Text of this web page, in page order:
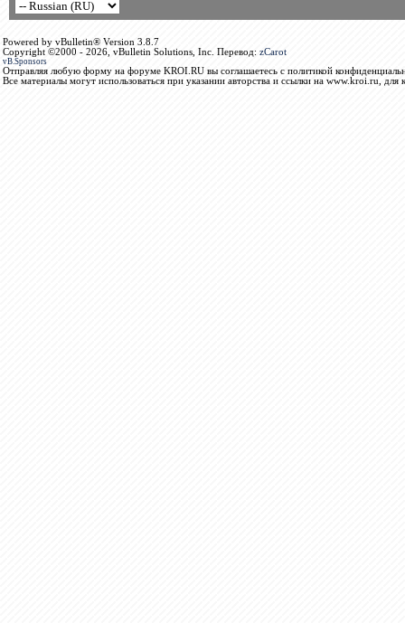
Powered by vBulletin® Version 3.8.7
Copyright ©2000 - 2026, vBulletin Solutions, Inc. Перевод: zCarot
vB.Sponsors
Отправляя любую форму на форуме KROI.RU вы соглашаетесь с политикой
Все материалы могут использоваться при указании авторства и ссылки на www.kroi.ru, для